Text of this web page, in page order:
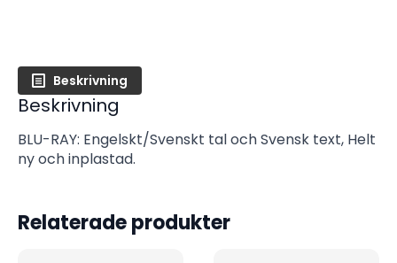
Beskrivning
Beskrivning
BLU-RAY: Engelskt/Svenskt tal och Svensk text, Helt
ny och inplastad.
Relaterade produkter